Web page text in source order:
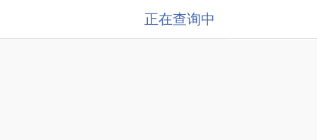
正在查询中